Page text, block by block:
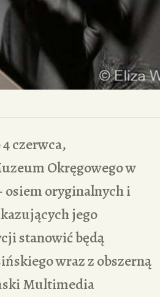
czerwca,
Okręgowego w
osiem oryginalnych i
jego
stanowić będą
wraz z obszerną
Multimedia